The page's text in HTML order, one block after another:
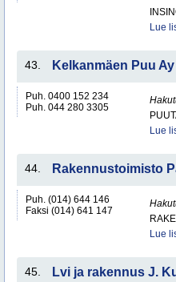
Lue
43. Kelkanmäen Puu Ay
Puh. 0400 152 234
Puh. 044 280 3305
Lue
44. Rakennustoimisto
Puh. (014) 644 146
Faksi (014) 641 147
Lue
45. Lvi ja rakennus J.